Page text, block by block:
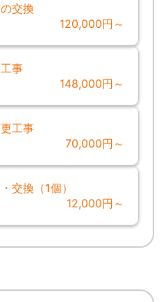
交換
120,000円～
事
148,000円～
工事
70,000円～
交換（1個）
12,000円～